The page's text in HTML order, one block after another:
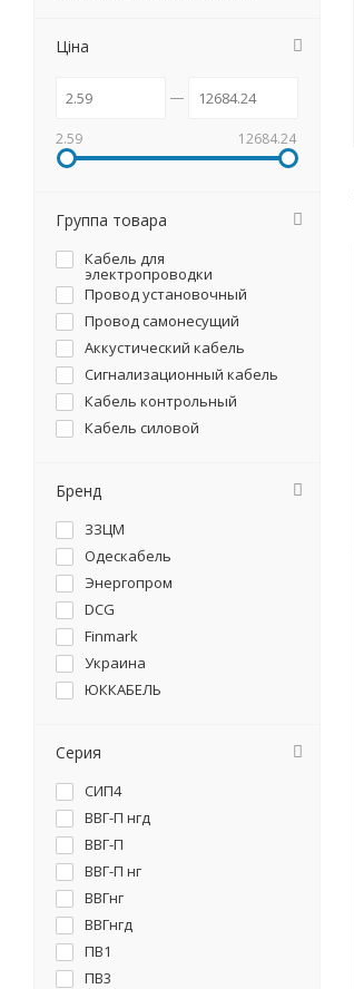
Ціна
2.59 12684.24
Группа товара
Кабель для
электропроводки
Провод установочный
Провод самонесущий
Аккустический кабель
Сигнализационный кабель
Кабель контрольный
Кабель силовой
Бренд
ЗЗЦМ
Одескабель
Энергопром
DCG
Finmark
Украина
ЮККАБЕЛЬ
Серия
СИП4
ВВГ-П нгд
ВВГ-П
ВВГ-П нг
ВВГнг
ВВГнгд
ПВ1
ПВ3